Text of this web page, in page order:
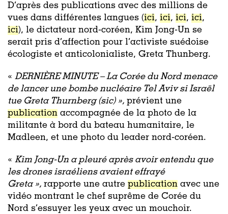
D’après des publications avec des millions de
vues dans différentes langues (ici, ici, ici, ici,
ici), le dictateur nord-coréen, Kim Jong-Un se
serait pris d’affection pour l’activiste suédoise
écologiste et anticolonialiste, Greta Thunberg.
« DERNIÈRE MINUTE – La Corée du Nord menace
de lancer une bombe nucléaire Tel Aviv si Israël
tue Greta Thurnberg (sic) », prévient une
publication accompagnée de la photo de la
militante à bord du bateau humanitaire, le
Madleen, et une photo du leader nord-coréen.
« Kim Jong-Un a pleuré après avoir entendu que
les drones israéliens avaient effrayé
Greta », rapporte une autre publication avec une
vidéo montrant le chef suprême de Corée du
Nord s’essuyer les yeux avec un mouchoir.